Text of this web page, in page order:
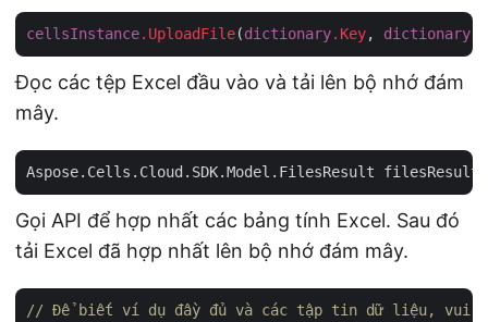
cellsInstance.UploadFile(dictionary.Key, dictionary
Đọc các tệp Excel đầu vào và tải lên bộ nhớ đám
mây.
Aspose.Cells.Cloud.SDK.Model.FilesResult
Gọi API để hợp nhất các bảng tính Excel. Sau đó
tải Excel đã hợp nhất lên bộ nhớ đám mây.
// Để biết ví dụ đầy đủ và các tập tin dữ liệu, vui